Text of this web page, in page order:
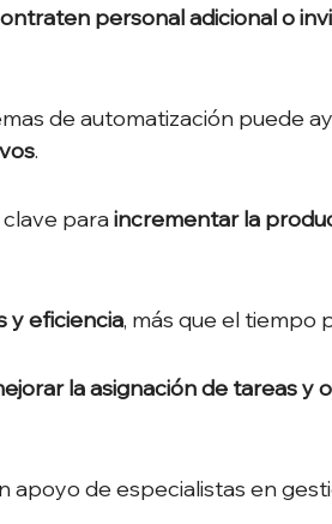
personal adicional o
de automatización puede
.
para incrementar la
y eficiencia, más que el tiempo
la asignación de tareas y
apoyo de especialistas en